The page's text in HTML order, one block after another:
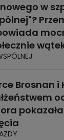
w
Brosnan i